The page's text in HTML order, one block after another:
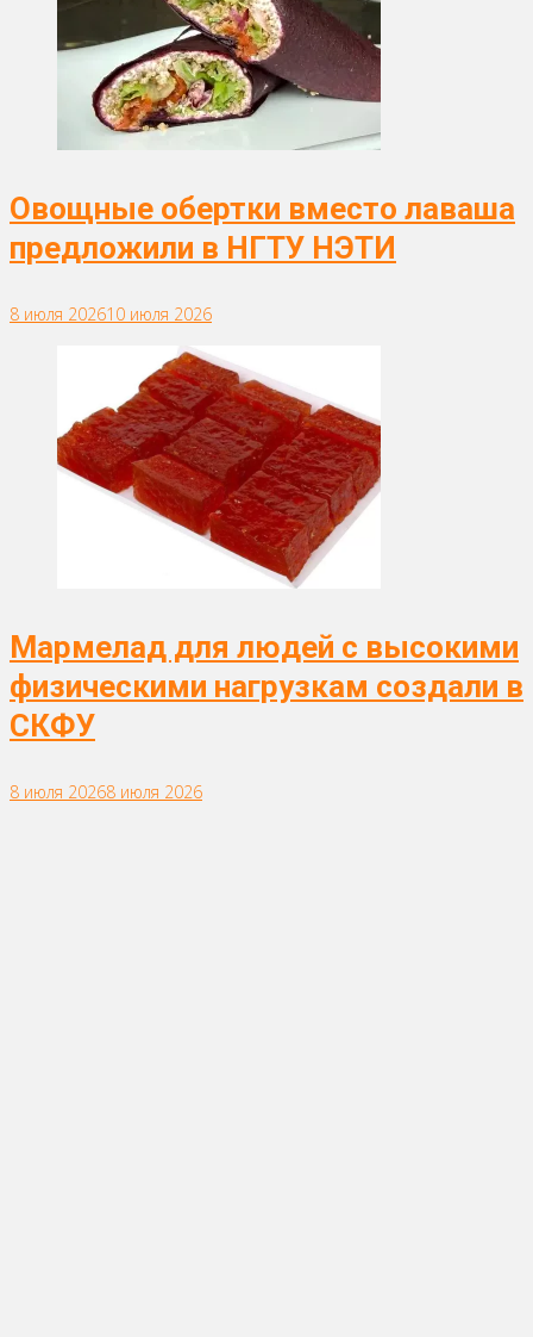
Овощные обертки вместо лаваша
предложили в НГТУ НЭТИ
8 июля 202610 июля 2026
Мармелад для людей с высокими
физическими нагрузкам создали в
СКФУ
8 июля 20268 июля 2026